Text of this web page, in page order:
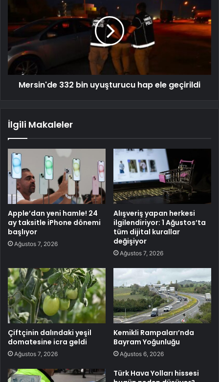
Mersin'de 332 bin uyuşturucu hap ele geçirildi
İlgili Makaleler
Apple’dan yeni hamle! 24
ay taksitle iPhone dönemi
başlıyor
Ağustos 7, 2026
Alışveriş yapan herkesi
ilgilendiriyor: 1 Ağustos’ta
tüm dijital kurallar
değişiyor
Ağustos 7, 2026
Çiftçinin dalındaki yeşil
domatesine icra geldi
Ağustos 7, 2026
Kemikli Rampaları’nda
Bayram Yoğunluğu
Ağustos 6, 2026
Türk Hava Yolları hissesi